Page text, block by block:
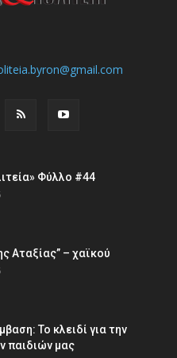
Φύλλο #44
Αταξίας” – χαϊκού
Το κλειδί για την
παιδιών µας